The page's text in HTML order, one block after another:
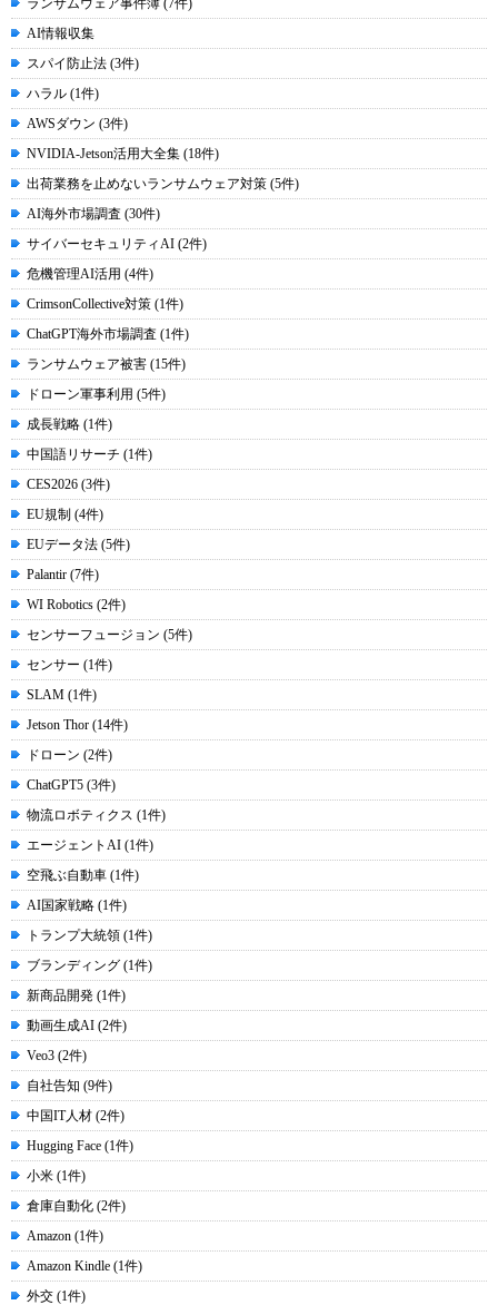
ランサムウェア事件簿 (7件)
AI情報収集
スパイ防止法 (3件)
ハラル (1件)
AWSダウン (3件)
NVIDIA-Jetson活用大全集 (18件)
出荷業務を止めないランサムウェア対策 (5件)
AI海外市場調査 (30件)
サイバーセキュリティAI (2件)
危機管理AI活用 (4件)
CrimsonCollective対策 (1件)
ChatGPT海外市場調査 (1件)
ランサムウェア被害 (15件)
ドローン軍事利用 (5件)
成長戦略 (1件)
中国語リサーチ (1件)
CES2026 (3件)
EU規制 (4件)
EUデータ法 (5件)
Palantir (7件)
WI Robotics (2件)
センサーフュージョン (5件)
センサー (1件)
SLAM (1件)
Jetson Thor (14件)
ドローン (2件)
ChatGPT5 (3件)
物流ロボティクス (1件)
エージェントAI (1件)
空飛ぶ自動車 (1件)
AI国家戦略 (1件)
トランプ大統領 (1件)
ブランディング (1件)
新商品開発 (1件)
動画生成AI (2件)
Veo3 (2件)
自社告知 (9件)
中国IT人材 (2件)
Hugging Face (1件)
小米 (1件)
倉庫自動化 (2件)
Amazon (1件)
Amazon Kindle (1件)
外交 (1件)